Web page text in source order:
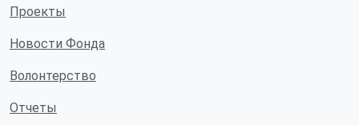
Проекты
Новости Фонда
Волонтерство
Отчеты